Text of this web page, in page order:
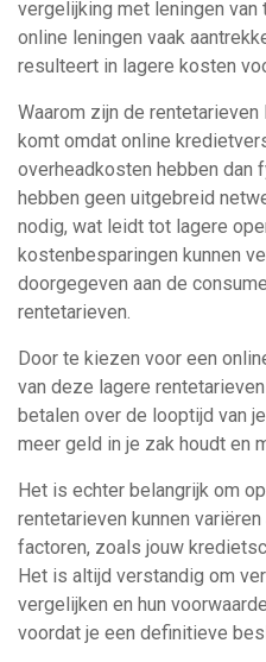
vergelijking met leningen van
online leningen vaak
resulteert in lagere kosten
Waarom zijn de
komt omdat online
overheadkosten hebben dan
hebben geen uitgebreid
nodig, wat leidt tot lagere
kostenbesparingen kunnen
doorgegeven aan de
rentetarieven.
Door te kiezen voor een
van deze lagere
betalen over de looptijd van
meer geld in je zak houdt en
Het is echter belangrijk om
rentetarieven kunnen
factoren, zoals jouw
Het is altijd verstandig om
vergelijken en hun
voordat je een definitieve